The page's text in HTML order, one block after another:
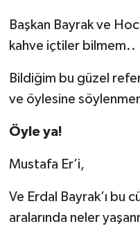
Başkan Bayrak ve
kahve içtiler bilmem..
Bildiğim bu güzel
ve öylesine
Öyle ya!
Mustafa Er’i,
Ve Erdal Bayrak’ı bu
aralarında neler